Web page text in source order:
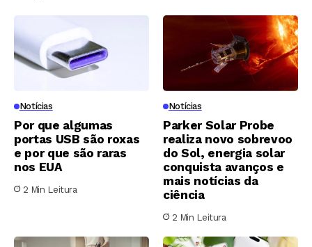
Notícias
Por que algumas
portas USB são roxas
e por que são raras
nos EUA
2 Min Leitura
Notícias
Parker Solar Probe
realiza novo sobrevoo
do Sol, energia solar
conquista avanços e
mais notícias da
ciência
2 Min Leitura